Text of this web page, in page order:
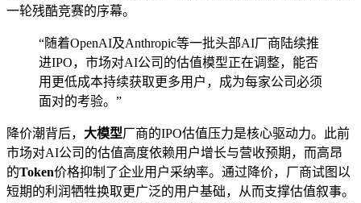
一轮残酷竞赛的序幕。
“随着OpenAI及Anthropic等一批头部AI厂商陆续推
进IPO，市场对AI公司的估值模型正在调整，能否
用更低成本持续获取更多用户，成为每家公司必须
面对的考验。”
降价潮背后， 大模型厂商的IPO估值压力是核心驱动力。此前
市场对AI公司的估值高度依赖用户增长与营收预期，而高昂
的Token价格抑制了企业用户采纳率。通过降价，厂商试图以
短期的利润牺牲换取更广泛的用户基础，从而支撑估值叙事。